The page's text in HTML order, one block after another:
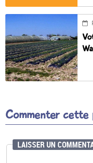
Commenter cette
LAISSER UN